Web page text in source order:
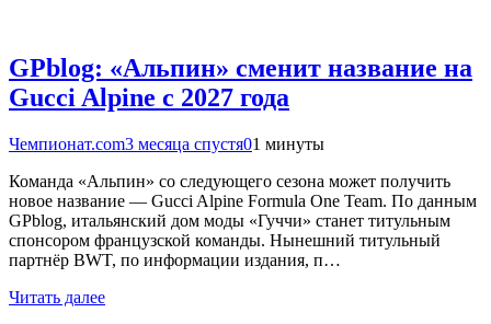
GPblog: «Альпин» сменит название на
Gucci Alpine с 2027 года
Чемпионат.com3 месяца спустя01 минуты
Команда «Альпин» со следующего сезона может получить
новое название — Gucci Alpine Formula One Team. По данным
GPblog, итальянский дом моды «Гуччи» станет титульным
спонсором французской команды. Нынешний титульный
партнёр BWT, по информации издания, п…
Читать далее